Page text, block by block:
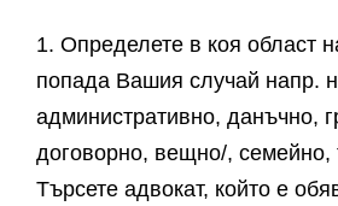
1. Определете в коя област
попада Вашия случай напр.
административно, данъчно,
договорно, вещно/, семейно,
Търсете адвокат, който е